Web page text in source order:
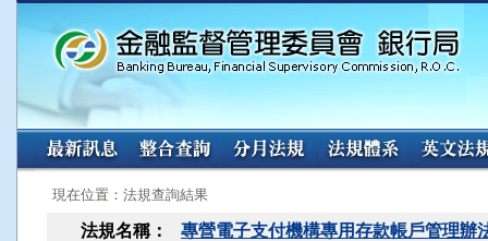
:::
現在位置：法規查詢結果
法規名稱： 專營電子支付機構專用存款帳戶管理辦